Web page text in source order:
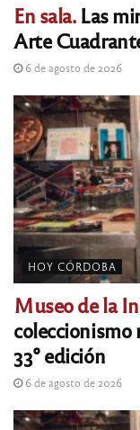
En sala.Las
Arte
6 de agosto de 2026
HOY CÓRDOBA
Museo de la
coleccionismo
33° edición
6 de agosto de 2026